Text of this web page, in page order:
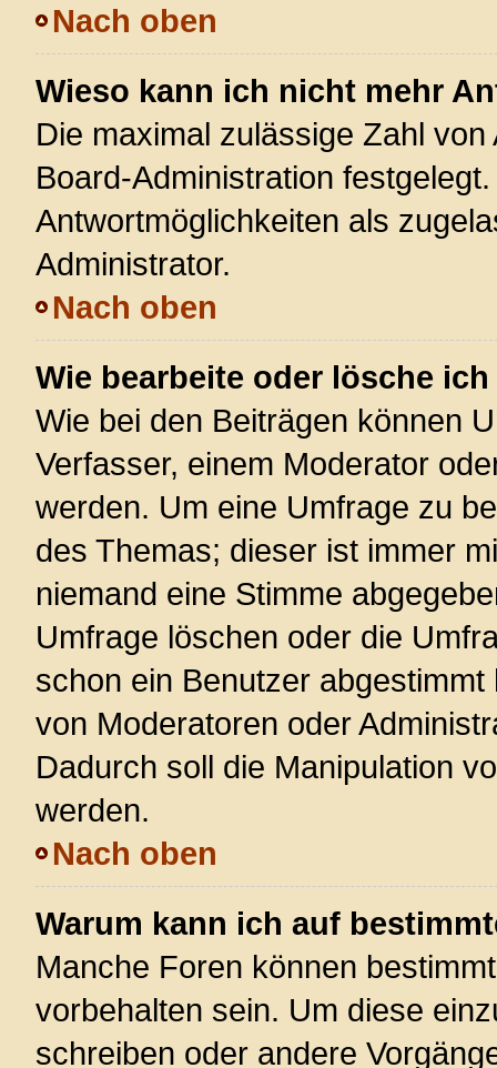
Nach oben
Wieso kann ich nicht mehr
Die maximal zulässige Zahl
Board-Administration
Antwortmöglichkeiten als
Administrator.
Nach oben
Wie bearbeite oder lösche
Wie bei den Beiträgen können
Verfasser, einem Moderator
werden. Um eine Umfrage zu
des Themas; dieser ist immer
niemand eine Stimme
Umfrage löschen oder die
schon ein Benutzer
von Moderatoren oder
Dadurch soll die Manipulation
werden.
Nach oben
Warum kann ich auf
Manche Foren können
vorbehalten sein. Um diese
schreiben oder andere